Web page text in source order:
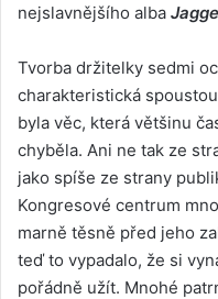
nejslavnějšího alba
Tvorba držitelky sedmi
charakteristická
byla věc, která většinu
chyběla. Ani ne tak ze
jako spíše ze strany
Kongresové centrum
marně těsně před jeho
teď to vypadalo, že si
pořádně užít. Mnohé